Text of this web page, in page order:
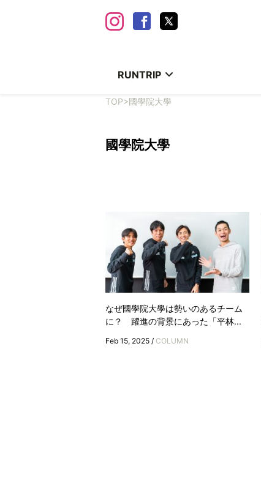
RUNTRIP
TOP>國學院大學
國學院大學
なぜ國學院大學は勢いのあるチーム
に？ 躍進の背景にあった「平林...
Feb 15, 2025 / COLUMN